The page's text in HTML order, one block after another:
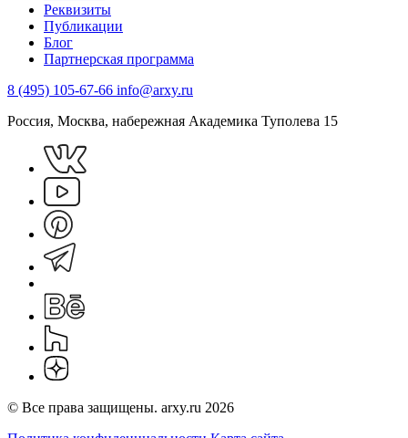
Реквизиты
Публикации
Блог
Партнерская программа
8 (495) 105-67-66 info@arxy.ru
Россия, Москва, набережная Академика Туполева 15
© Все права защищены. arxy.ru 2026